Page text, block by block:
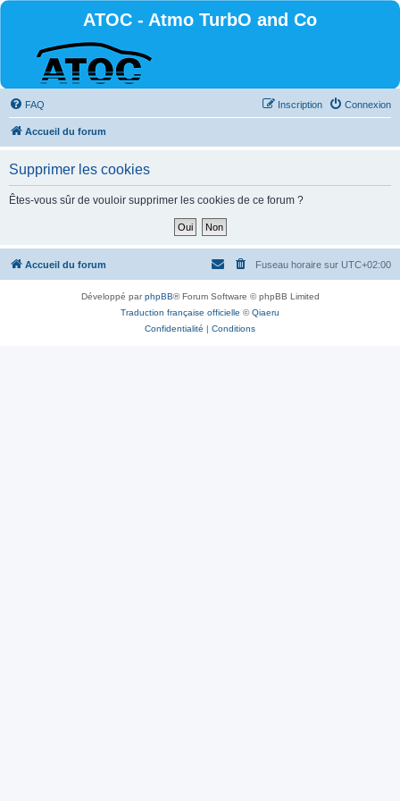
ATOC - Atmo TurbO and Co
FAQ Connexion
Inscription
Accueil du forum
Supprimer les cookies
Êtes-vous sûr de vouloir supprimer les cookies de ce forum ?
Accueil du forum Fuseau horaire sur UTC+02:00
Développé parphpBB® Forum Software © phpBB Limited
Traduction française officielle ©Qiaeru
Confidentialité | Conditions